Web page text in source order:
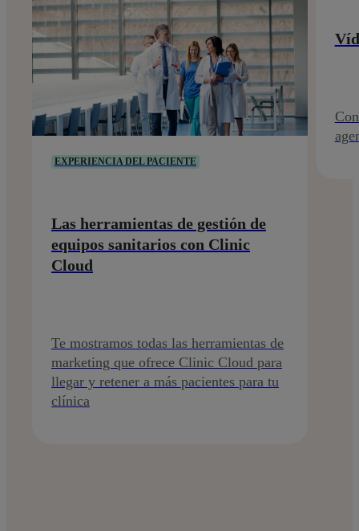
EXPERIENCIA DEL PACIENTE
Las herramientas de gestión de
equipos sanitarios con Clinic
Cloud
Te mostramos todas las herramientas de
marketing que ofrece Clinic Cloud para
llegar y retener a más pacientes para tu
clínica